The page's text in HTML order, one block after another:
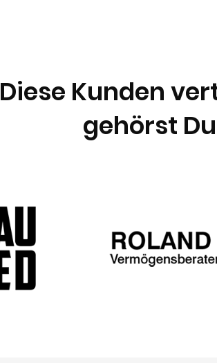
Diese Kunden
gehörst